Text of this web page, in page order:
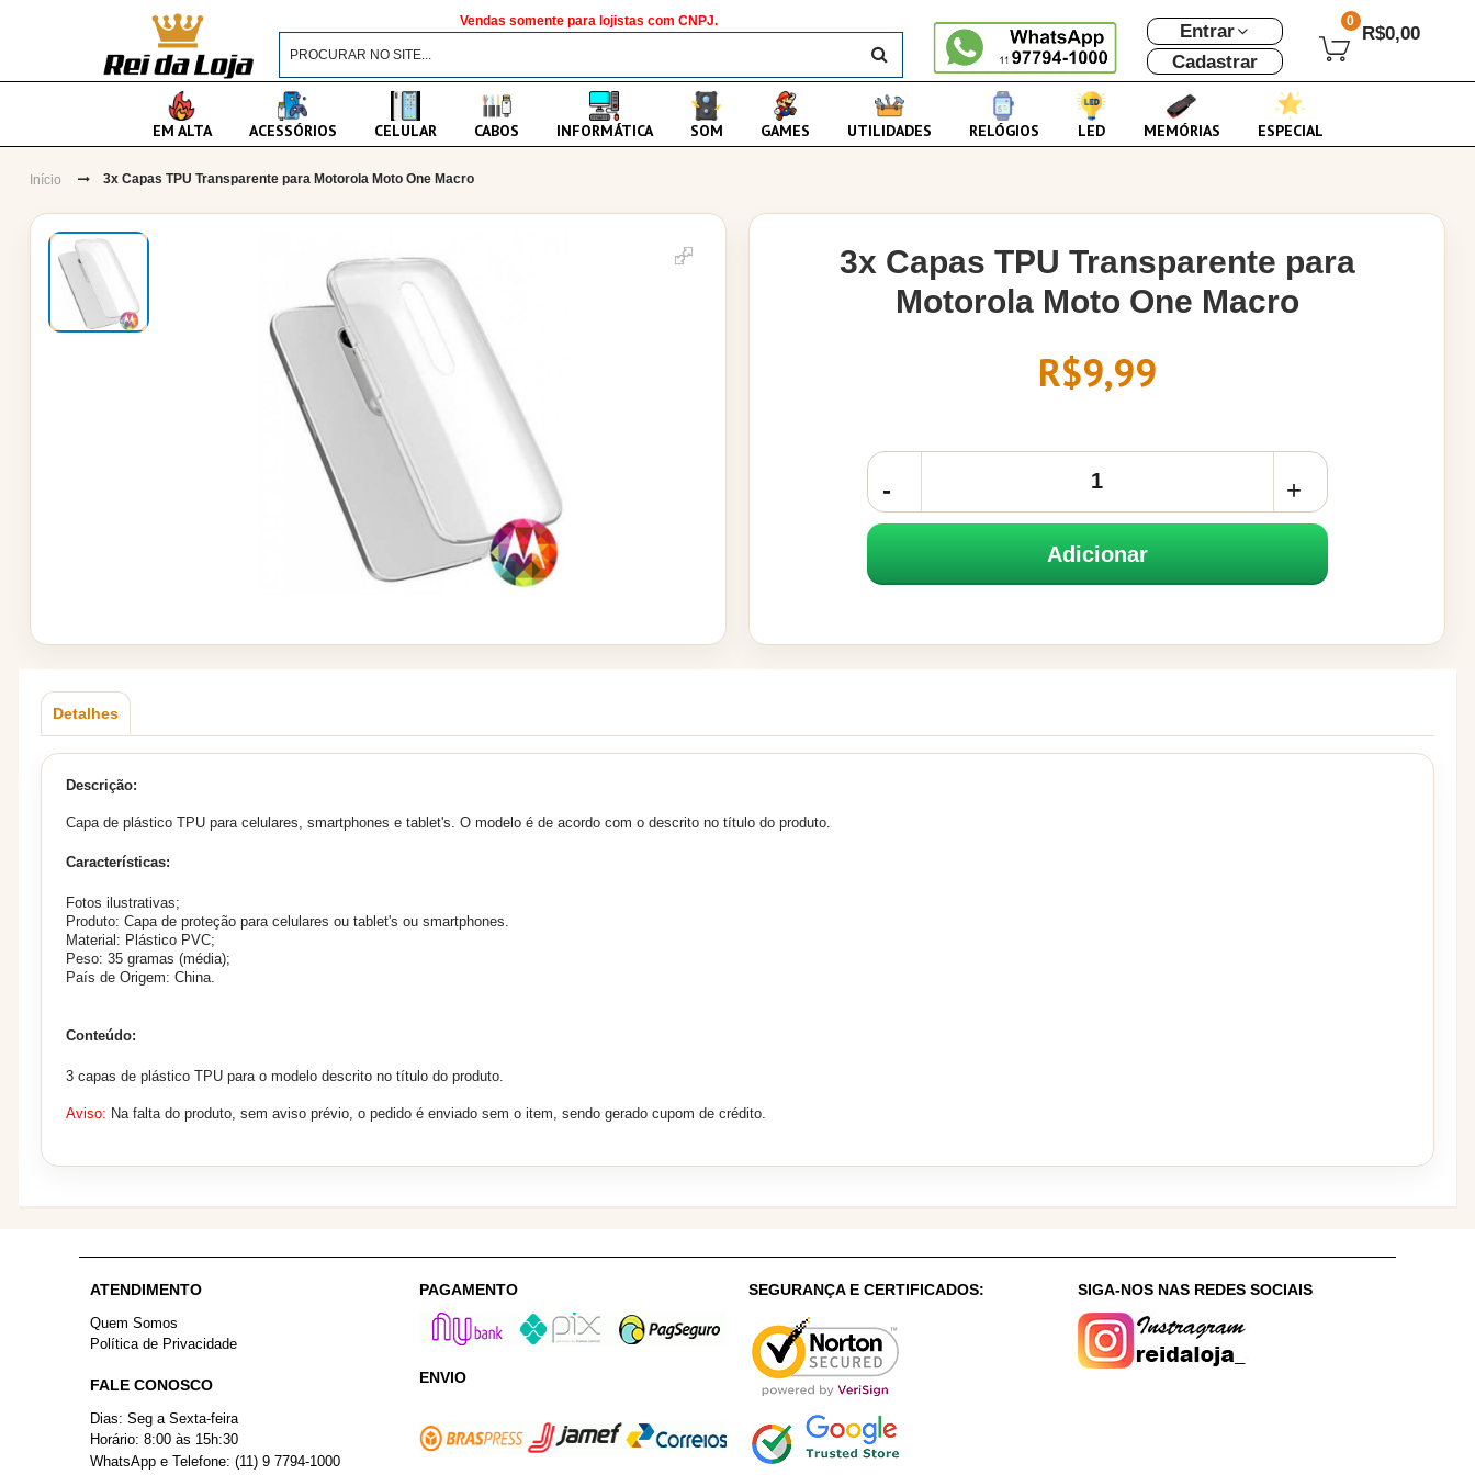
Vendas somente para lojistas com CNPJ.
BUSCAR
Entrar
Cadastrar
0
R$0,00
EM ALTA ACESSÓRIOS CELULAR CABOS INFORMÁTICA SOM GAMES UTILIDADES RELÓGIOS LED MEMÓRIAS ESPECIAL
Início 3x Capas TPU Transparente para Motorola Moto One Macro
3x Capas TPU Transparente para
Motorola Moto One Macro
R$9,99
Adicionar
Detalhes
Descrição:
Capa de plástico TPU para celulares, smartphones e tablet's. O modelo é de acordo com o descrito no título do produto.
Características:
Fotos ilustrativas;
Produto: Capa de proteção para celulares ou tablet's ou smartphones.
Material: Plástico PVC;
Peso: 35 gramas (média);
País de Origem: China.
Conteúdo:
3 capas de plástico TPU para o modelo descrito no título do produto.
Aviso: Na falta do produto, sem aviso prévio, o pedido é enviado sem o item, sendo gerado cupom de crédito.
ATENDIMENTO
Quem Somos
Política de Privacidade
FALE CONOSCO
Dias: Seg a Sexta-feira
Horário: 8:00 às 15h:30
WhatsApp e Telefone: (11) 9 7794-1000
PAGAMENTO
ENVIO
SEGURANÇA E CERTIFICADOS: SIGA-NOS NAS REDES SOCIAIS